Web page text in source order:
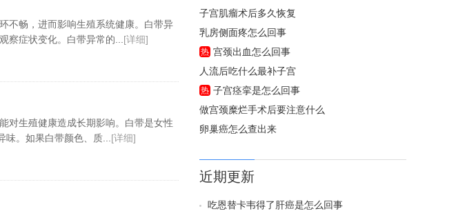
不畅，进而影响生殖系统健康。白带异
察症状变化。白带异常的... [详细]
对生殖健康造成长期影响。白带是女性
。如果白带颜色、质... [详细]
子宫肌瘤术后多久恢复
乳房侧面疼怎么回事
热 宫颈出血怎么回事
人流后吃什么最补子宫
热 子宫痉挛是怎么回事
做宫颈糜烂手术后要注意什么
卵巢癌怎么查出来
近期更新
吃恩替卡韦得了肝癌是怎么回事